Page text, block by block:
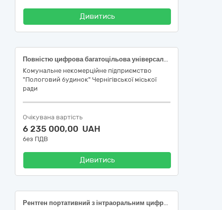
Дивитись
Повністю цифрова багатоцільова універсальна ультразвукова система ДК 021:2015 – 33110000-4 - Візуалізаційне обладнання для потреб медицини, стоматології та ветеринарної медицини (НК 024:2023 – 40761 Загальноприйнята ультразвукова система візуалізації )
Комунальне некомерційне підприємство
"Пологовий будинок" Чернігівської міської
ради
Очікувана вартість
6 235 000,00 UAH
без ПДВ
Дивитись
Рентген портативний з інтраоральним цифровим датчиком зображення